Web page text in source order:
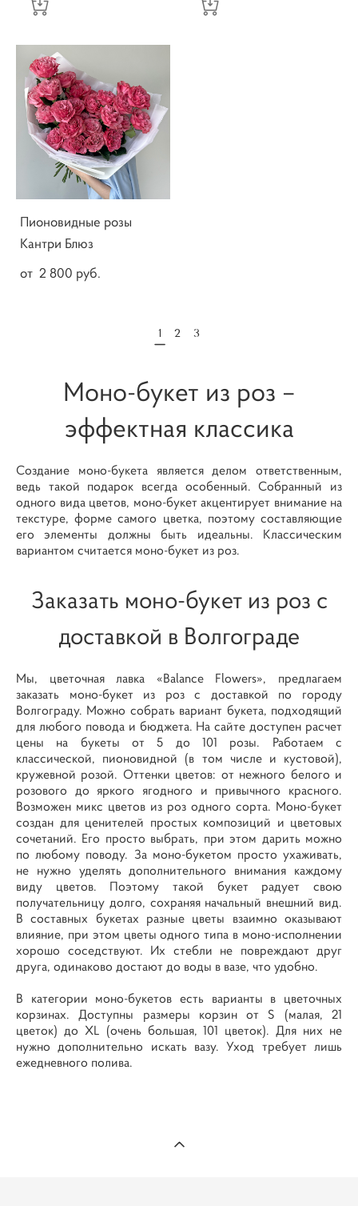
Пионовидные розы
Кантри Блюз
от 2 800 pуб.
1 2 3
Моно-букет из роз –
эффектная классика
Создание моно-букета является делом ответственным,
ведь такой подарок всегда особенный. Собранный из
одного вида цветов, моно-букет акцентирует внимание на
текстуре, форме самого цветка, поэтому составляющие
его элементы должны быть идеальны. Классическим
вариантом считается моно-букет из роз.
Заказать моно-букет из роз с
доставкой в Волгограде
Мы, цветочная лавка «Balance Flowers», предлагаем
заказать моно-букет из роз с доставкой по городу
Волгограду. Можно собрать вариант букета, подходящий
для любого повода и бюджета. На сайте доступен расчет
цены на букеты от 5 до 101 розы. Работаем с
классической, пионовидной (в том числе и кустовой),
кружевной розой. Оттенки цветов: от нежного белого и
розового до яркого ягодного и привычного красного.
Возможен микс цветов из роз одного сорта. Моно-букет
создан для ценителей простых композиций и цветовых
сочетаний. Его просто выбрать, при этом дарить можно
по любому поводу. За моно-букетом просто ухаживать,
не нужно уделять дополнительного внимания каждому
виду цветов. Поэтому такой букет радует свою
получательницу долго, сохраняя начальный внешний вид.
В составных букетах разные цветы взаимно оказывают
влияние, при этом цветы одного типа в моно-исполнении
хорошо соседствуют. Их стебли не повреждают друг
друга, одинаково достают до воды в вазе, что удобно.
В категории моно-букетов есть варианты в цветочных
корзинах. Доступны размеры корзин от S (малая, 21
цветок) до XL (очень большая, 101 цветок). Для них не
нужно дополнительно искать вазу. Уход требует лишь
ежедневного полива.